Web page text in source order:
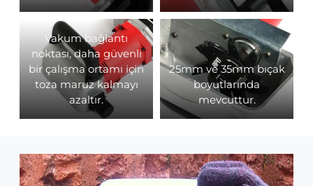
Vakum bağlantı
noktası, daha güvenli
bir çalışma ortamı için
toza maruz kalmayı
azaltır.
25mm ve 35mm bıçak
boyutlarında
mevcuttur.